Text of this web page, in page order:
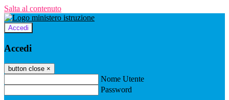
Salta al contenuto
Accedi
Accedi
button close ×
Nome Utente
Password